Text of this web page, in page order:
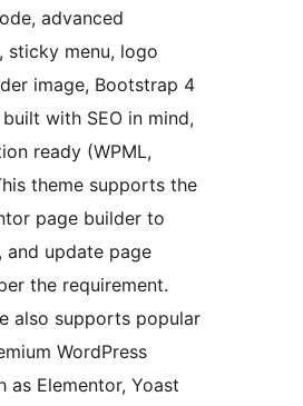
advanced
sticky menu, logo
image, Bootstrap 4
with SEO in mind,
ready (WPML,
theme supports the
page builder to
and update page
the requirement.
also supports popular
WordPress
as Elementor, Yoast